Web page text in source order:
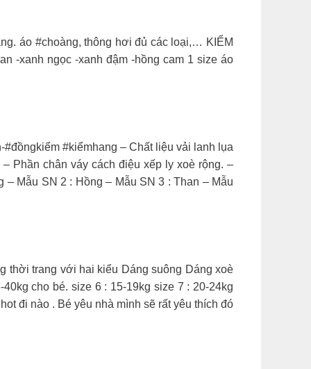
áo #choàng, thông hơi đủ các loại,… KIỂM
-xanh ngọc -xanh đậm -hồng cam 1 size áo
#kiểmhang – Chất liệu vải lanh lụa
Phần chân váy cách điệu xếp ly xoè rộng. –
Mẫu SN 2 : Hồng – Mẫu SN 3 : Than – Mẫu
thời trang với hai kiểu Dáng suông Dáng xoè
cho bé. size 6 : 15-19kg size 7 : 20-24kg
đi nào . Bé yêu nhà mình sẽ rất yêu thích đó